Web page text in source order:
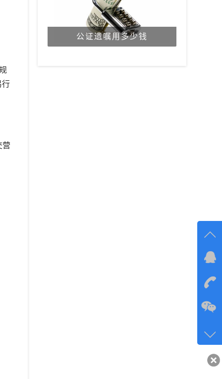
行
营
公证遗嘱用多少钱
在线
咨询
客服